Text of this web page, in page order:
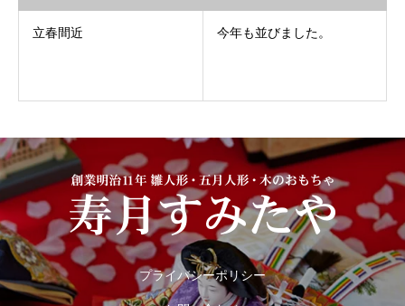
立春間近 今年も並びました。
プライバシーポリシー